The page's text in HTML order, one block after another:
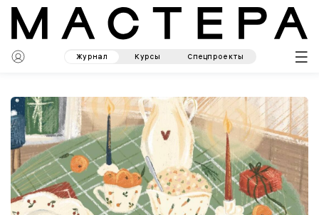
Журнал Курсы Спецпроекты